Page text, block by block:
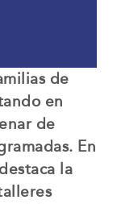
de
en
de
En
la